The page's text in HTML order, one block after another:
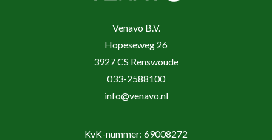
Venavo B.V.
Hopeseweg 26
3927 CS Renswoude
033-2588100
info@venavo.nl
KvK-nummer: 69008272